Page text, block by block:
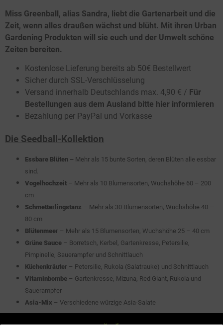
Miss Greenball, alias Sandra, liebt die Gartenarbeit und die
Zeit, wenn alles draußen wächst und blüht. Mit ihren Urban
Gardening Produkten will sie euch und der Umwelt schöne
Zeiten bereiten.
Kostenlose Lieferung bereits ab 50€ Bestellwert
Sicher durch SSL-Verschlüsselung
Versand innerhalb Deutschlands max. 4,90 € / Für
Bestellungen aus dem Ausland bitte hier informieren
Bezahlung per PayPal und Vorkasse
Die Seedball-Kollektion
Essbare Blüten – Mehr als 15 bunte Sorten, deren Blüten alle essbar
sind.
Vogelhochzeit – Mehr als 10 Blumensorten, Wuchshöhe 60 – 200
cm
Schmetterlingstanz – Mehr als 30 Blumensorten, Wuchshöhe 40 –
80 cm
Blütenmeer – Mehr als 15 Blumensorten, Wuchshöhe 25 – 40 cm
Grüne Sauce – Borretsch, Kerbel, Gartenkresse, Petersilie,
Pimpinelle, Sauerampfer und Schnittlauch
Küchenkräuter – Petersilie, Rukola (Salatrauke) und Schnittlauch
Vitaminbombe – Gartenkresse, Mizuna, Red Giant, Rukola und
Sauerampfer
Asia-Mix – Verschiedene würzige Asia-Salate